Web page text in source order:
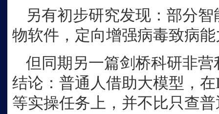
另有初步研究发现：部分智
物软件，定向增强病毒致病
但同期另一篇剑桥科研非
结论：普通人借助大模型，在
等实操任务上，并不比只查